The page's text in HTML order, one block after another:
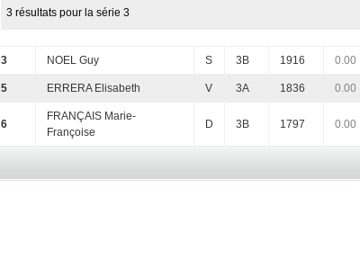
3 résultats pour la série 3
3 NOEL Guy S 3B 1916 0.00
5 ERRERA Elisabeth V 3A 1836 0.00
6
FRANÇAIS Marie-
Françoise
D 3B 1797 0.00